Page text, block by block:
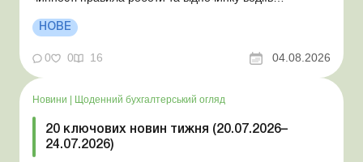
стан Для сільгосппідприємств і ФОП запроваджено нові
одноразові статистичні форми З 2 серпня змінюється
порядок зарахування окремих періодів роботи до стр...
НОВЕ
0 0 16 04.08.2026
Новини Щоденний бухгалтерський огляд
20 ключових новин тижня (20.07.2026–
24.07.2026)